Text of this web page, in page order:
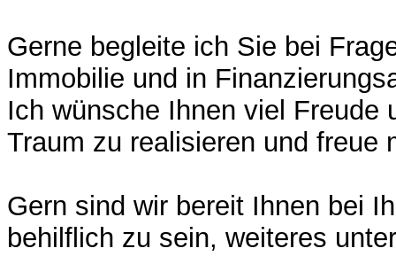
Gerne begleite ich Sie bei
Immobilie und in
Ich wünsche Ihnen viel Freude
Traum zu realisieren und freue
Gern sind wir bereit Ihnen bei
behilflich zu sein, weiteres